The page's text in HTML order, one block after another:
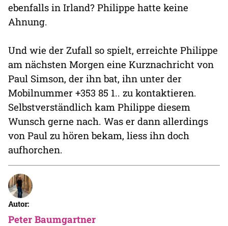
ebenfalls in Irland? Philippe hatte keine
Ahnung.
Und wie der Zufall so spielt, erreichte Philippe
am nächsten Morgen eine Kurznachricht von
Paul Simson, der ihn bat, ihn unter der
Mobilnummer +353 85 1.. zu kontaktieren.
Selbstverständlich kam Philippe diesem
Wunsch gerne nach. Was er dann allerdings
von Paul zu hören bekam, liess ihn doch
aufhorchen.
Autor:
Peter Baumgartner